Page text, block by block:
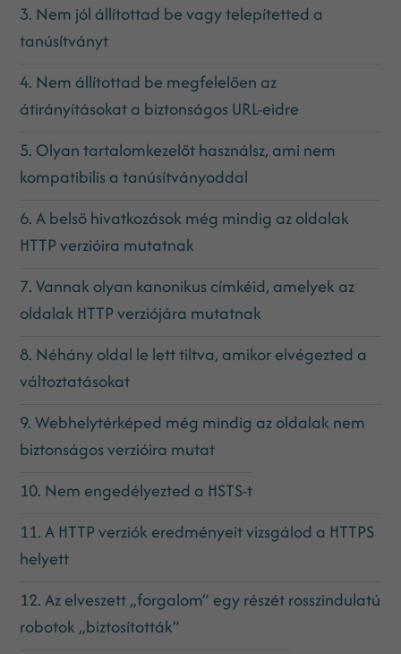
3. Nem jól állítottad be vagy telepítetted a
tanúsítványt
4. Nem állítottad be megfelelően az
átirányításokat a biztonságos URL-eidre
5. Olyan tartalomkezelőt használsz, ami nem
kompatibilis a tanúsítványoddal
6. A belső hivatkozások még mindig az oldalak
HTTP verzióira mutatnak
7. Vannak olyan kanonikus címkéid, amelyek az
oldalak HTTP verziójára mutatnak
8. Néhány oldal le lett tiltva, amikor elvégezted a
változtatásokat
9. Webhelytérképed még mindig az oldalak nem
biztonságos verzióira mutat
10. Nem engedélyezted a HSTS-t
11. A HTTP verziók eredményeit vizsgálod a HTTPS
helyett
12. Az elveszett „forgalom” egy részét rosszindulatú
robotok „biztosították”